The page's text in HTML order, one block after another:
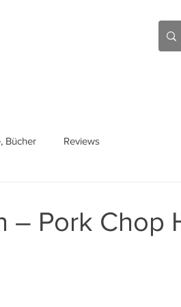
Bücher Reviews
– Pork Chop